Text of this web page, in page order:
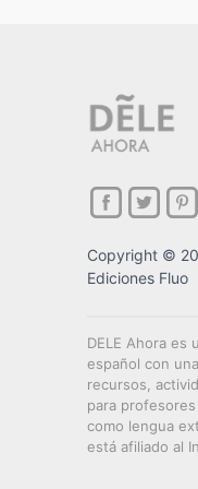
Copyright ©
Ediciones Fluo
DELE Ahora es
español con
recursos,
para
como lengua
está afiliado al